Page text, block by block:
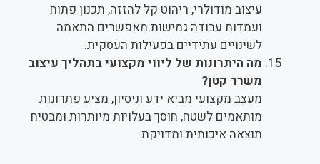
עיצוב מודולרי, ריהוט קל להזזה, תכנון פתוח
ועמדות עבודה גמישות מאפשרים התאמה
לשינויים עתידיים בפעילות העסקית.
מה היתרונות של ליווי מקצועי בתהליך עיצוב
משרד קטן?
מעצב מקצועי מביא ידע וניסיון, מציע פתרונות
מותאמים לשטח, חוסך בעלויות מיותרות ומבטיח
תוצאה איכותית ומדויקת.